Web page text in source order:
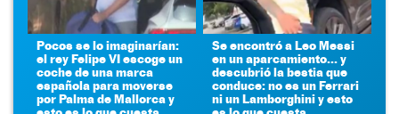
Pocos se lo imaginarían:
el rey Felipe VI escoge un
coche de una marca
española para moverse
por Palma de Mallorca y
Se encontró a Leo Messi
en un aparcamiento... y
descubrió la bestia que
conduce: no es un Ferrari
ni un Lamborghini y esto